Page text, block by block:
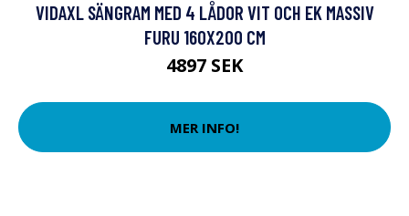
VIDAXL SÄNGRAM MED 4 LÅDOR VIT OCH EK MASSIV
FURU 160X200 CM
4897 SEK
MER INFO!